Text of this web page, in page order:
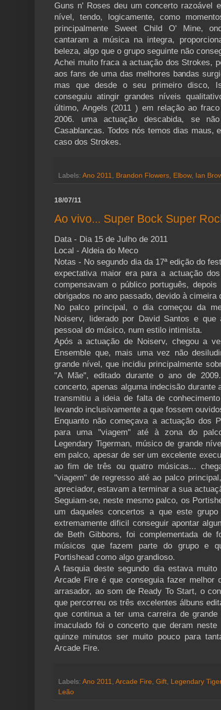
Guns n' Roses deu um concerto razoável
nível, tendo, logicamente, como
principalmente Sweet Child O' Mine,
cantaram a música na integra,
beleza, algo que o grupo seguinte não
Achei muito fraca a actuação dos Strokes,
aos fans de uma das melhores bandas
mas que desde o seu primeiro disco,
conseguiu atingir grandes níveis
último, Angels (2011 ) em relação ao
2006. uma actuação descabida, se
Casablancas. Todos nós temos dias maus,
caso dos Strokes.
Labels: Ano 2011, Brandon Flowers, Elbow, Ian
18/07/11
Ao vivo... Super Bock Super
Data - Dia 15 de Julho de 2011
Local - Aldeia do Meco
Notas - No segundo dia da 17ª edição do
expectativa maior era para a actuação
compensavam o público português,
obrigados no ano passado, devido à cimeira
No palco principal, o dia começou da
Noiserv, liderado por David Santos e que
pessoal do músico, num estilo intimista.
Após a actuação de Noiserv, chegou a
Ensemble que, mais uma vez não
grande nível, que incidiu principalmente
"A Mãe", editado durante o ano de
concerto, apenas alguma indecisão durante
transmitiu a ideia de falta de
levando inclusivamente a que fossem
Enquanto não começava a actuação dos
para uma "viagem" até à zona do
Legendary Tigerman, músico de grande
em palco, apesar de ser um excelente
ao fim de três ou quatro músicas...
"viagem" de regresso até ao palco
apreciador, estavam a terminar a sua
Seguiam-se, neste mesmo palco, os
um daqueles concertos a que este
extremamente dificil conseguir apontar
de Beth Gibbons, foi complementada de
músicos que fazem parte do grupo e
Portishead como algo grandioso.
A fasquia deste segundo dia estava
Arcade Fire é que conseguia fazer melhor
arrasador, ao som de Ready To Start, o
que percorreu os três excelentes álbuns
que continua a ter uma carreira de
imaculado foi o concerto que deram
quinze minutos ser muito pouco para
Arcade Fire.
Labels: Ano 2011, Arcade Fire, Gift, Legendary
Leão